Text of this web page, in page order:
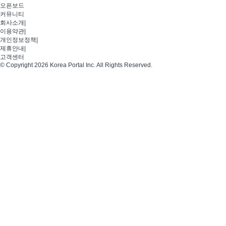
오픈보드
커뮤니티
회사소개
이용약관
개인정보정책
제휴안내
고객센터
© Copyright 2026 Korea Portal Inc. All Rights Reserved.